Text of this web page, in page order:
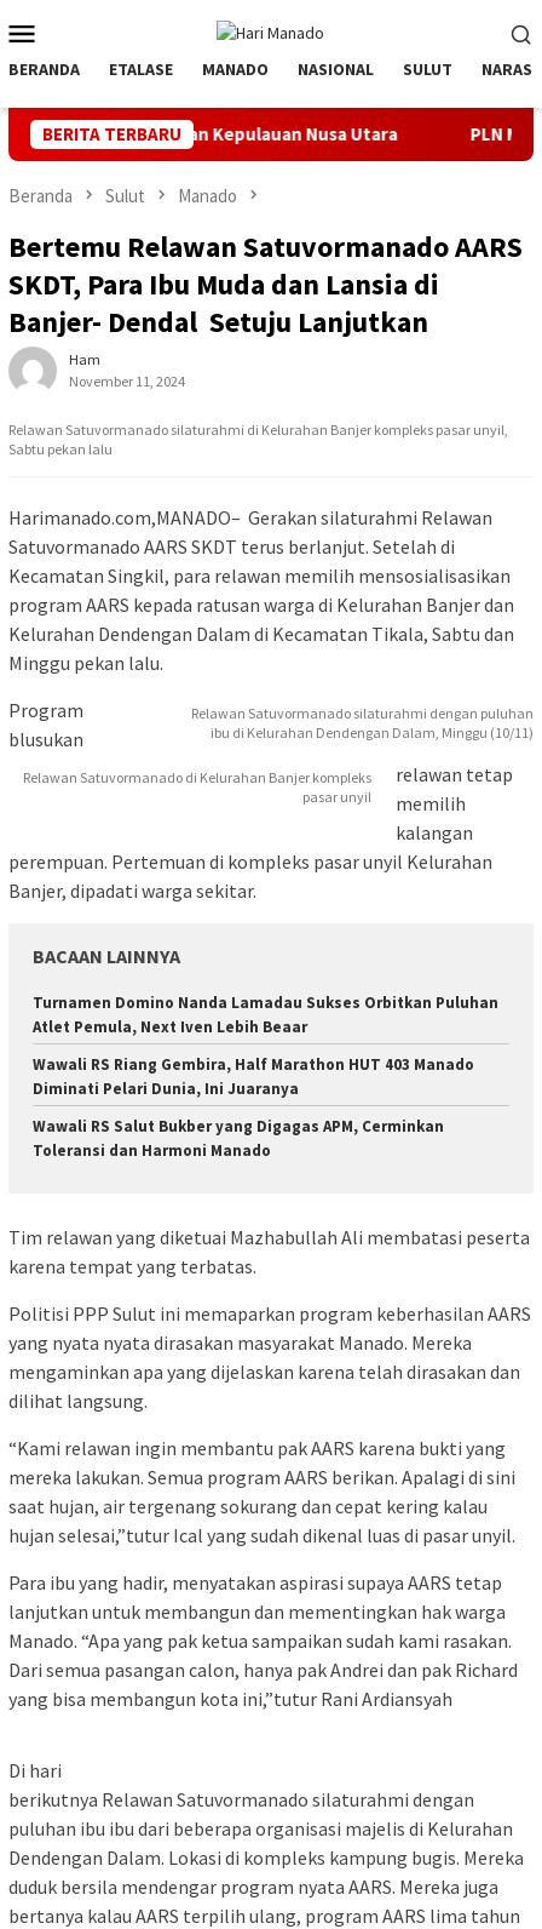
ke
kontenMobile
BERANDA ETALASE MANADO NASIONAL SULUT NARASI
BERITA TERBARU
Peralatan Kepulauan Nusa Utara PLN Manado Minta
Beranda Sulut Manado
Bertemu Relawan Satuvormanado AARS
SKDT, Para Ibu Muda dan Lansia di
Banjer- Dendal Setuju Lanjutkan
Ham
November 11, 2024
Relawan Satuvormanado silaturahmi di Kelurahan Banjer kompleks pasar unyil,
Sabtu pekan lalu
Harimanado.com,MANADO– Gerakan silaturahmi Relawan
Satuvormanado AARS SKDT terus berlanjut. Setelah di
Kecamatan Singkil, para relawan memilih mensosialisasikan
program AARS kepada ratusan warga di Kelurahan Banjer dan
Kelurahan Dendengan Dalam di Kecamatan Tikala, Sabtu dan
Minggu pekan lalu.
Relawan Satuvormanado silaturahmi dengan puluhan
ibu di Kelurahan Dendengan Dalam, Minggu (10/11)
Relawan Satuvormanado di Kelurahan Banjer kompleks
pasar unyil
Program
blusukan
relawan tetap
memilih
kalangan
perempuan. Pertemuan di kompleks pasar unyil Kelurahan
Banjer, dipadati warga sekitar.
BACAAN LAINNYA
Turnamen Domino Nanda Lamadau Sukses Orbitkan Puluhan
Atlet Pemula, Next Iven Lebih Beaar
Wawali RS Riang Gembira, Half Marathon HUT 403 Manado
Diminati Pelari Dunia, Ini Juaranya
Wawali RS Salut Bukber yang Digagas APM, Cerminkan
Toleransi dan Harmoni Manado
Tim relawan yang diketuai Mazhabullah Ali membatasi peserta
karena tempat yang terbatas.
Politisi PPP Sulut ini memaparkan program keberhasilan AARS
yang nyata nyata dirasakan masyarakat Manado. Mereka
mengaminkan apa yang dijelaskan karena telah dirasakan dan
dilihat langsung.
“Kami relawan ingin membantu pak AARS karena bukti yang
mereka lakukan. Semua program AARS berikan. Apalagi di sini
saat hujan, air tergenang sokurang dan cepat kering kalau
hujan selesai,”tutur Ical yang sudah dikenal luas di pasar unyil.
Para ibu yang hadir, menyatakan aspirasi supaya AARS tetap
lanjutkan untuk membangun dan mementingkan hak warga
Manado. “Apa yang pak ketua sampaikan sudah kami rasakan.
Dari semua pasangan calon, hanya pak Andrei dan pak Richard
yang bisa membangun kota ini,”tutur Rani Ardiansyah
Di hari
berikutnya Relawan Satuvormanado silaturahmi dengan
puluhan ibu ibu dari beberapa organisasi majelis di Kelurahan
Dendengan Dalam. Lokasi di kompleks kampung bugis. Mereka
duduk bersila mendengar program nyata AARS. Mereka juga
bertanya kalau AARS terpilih ulang, program AARS lima tahun